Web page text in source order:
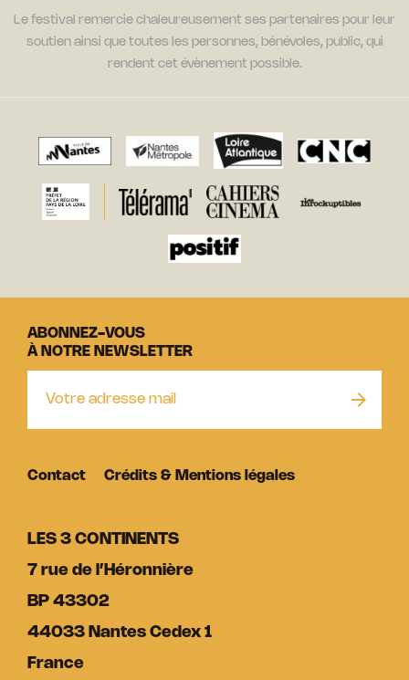
Le festival remercie chaleureusement ses partenaires pour leur
soutien ainsi que toutes les personnes, bénévoles, public, qui
rendent cet évènement possible.
LES 3 CONTINENTS
7 rue de l’Héronnière
BP 43302
44033 Nantes Cedex 1
France
ABONNEZ-VOUS
À NOTRE NEWSLETTER
Contact Crédits & Mentions légales